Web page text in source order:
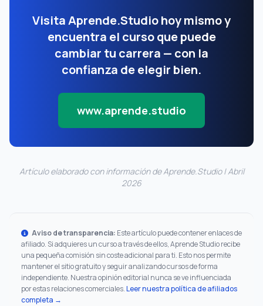
Visita Aprende.Studio hoy mismo y
encuentra el curso que puede
cambiar tu carrera — con la
confianza de elegir bien.
www.aprende.studio
Artículo elaborado con información de Aprende.Studio | Abril
2026
Aviso de transparencia: Este artículo puede contener enlaces de
afiliado. Si adquieres un curso a través de ellos, Aprende Studio recibe
una pequeña comisión sin coste adicional para ti. Esto nos permite
mantener el sitio gratuito y seguir analizando cursos de forma
independiente. Nuestra opinión editorial nunca se ve influenciada
por estas relaciones comerciales.Leer nuestra política de afiliados
completa →